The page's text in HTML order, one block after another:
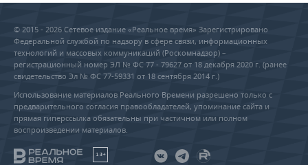
© 2015 - 2026 Сетевое издание «Реальное время» Зарегистрировано
Федеральной службой по надзору в сфере связи, информационных
технологий и массовых коммуникаций (Роскомнадзор) –
регистрационный номер ЭЛ № ФС 77 - 79627 от 18 декабря 2020 г. (ранее
свидетельство Эл № ФС 77-59331 от 18 сентября 2014 г.)
Использование материалов Реального Времени разрешено только с
предварительного согласия правообладателей, упоминание сайта и
прямая гиперссылка обязательны при частичном или полном
воспроизведении материалов.
18+